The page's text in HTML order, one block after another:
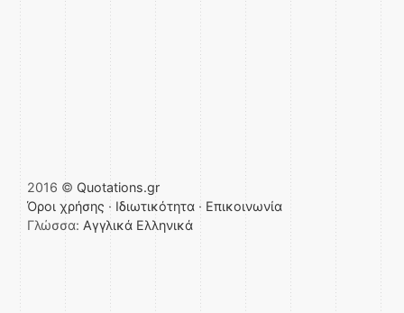
2016 © Quotations.gr
Όροι χρήσης · Ιδιωτικότητα · Επικοινωνία
Γλώσσα: Αγγλικά Ελληνικά